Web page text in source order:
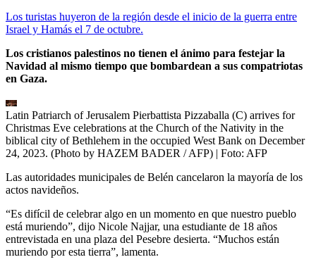
Los turistas huyeron de la región desde el inicio de la guerra entre
Israel y Hamás el 7 de octubre.
Los cristianos palestinos no tienen el ánimo para festejar la
Navidad al mismo tiempo que bombardean a sus compatriotas
en Gaza.
Latin Patriarch of Jerusalem Pierbattista Pizzaballa (C) arrives for
Christmas Eve celebrations at the Church of the Nativity in the
biblical city of Bethlehem in the occupied West Bank on December
24, 2023. (Photo by HAZEM BADER / AFP) | Foto: AFP
Las autoridades municipales de Belén cancelaron la mayoría de los
actos navideños.
“Es difícil de celebrar algo en un momento en que nuestro pueblo
está muriendo”, dijo Nicole Najjar, una estudiante de 18 años
entrevistada en una plaza del Pesebre desierta. “Muchos están
muriendo por esta tierra”, lamenta.